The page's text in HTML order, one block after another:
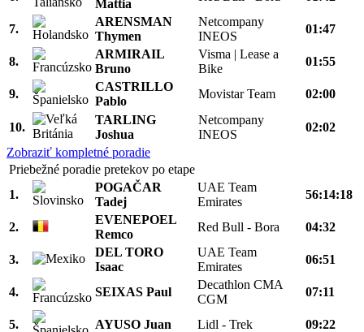
Mattia
7.
ARENSMAN
Thymen
Netcompany
INEOS
01:47
8.
ARMIRAIL
Bruno
Visma | Lease a
Bike
01:55
9.
CASTRILLO
Pablo
Movistar Team 02:00
10.
TARLING
Joshua
Netcompany
INEOS
02:02
Zobraziť kompletné poradie
Priebežné poradie pretekov po etape
1.
POGAČAR
Tadej
UAE Team
Emirates
56:14:18
2.
EVENEPOEL
Remco
Red Bull - Bora 04:32
3.
DEL TORO
Isaac
UAE Team
Emirates
06:51
4. SEIXAS Paul
Decathlon CMA
CGM
07:11
5. AYUSO Juan Lidl - Trek 09:22